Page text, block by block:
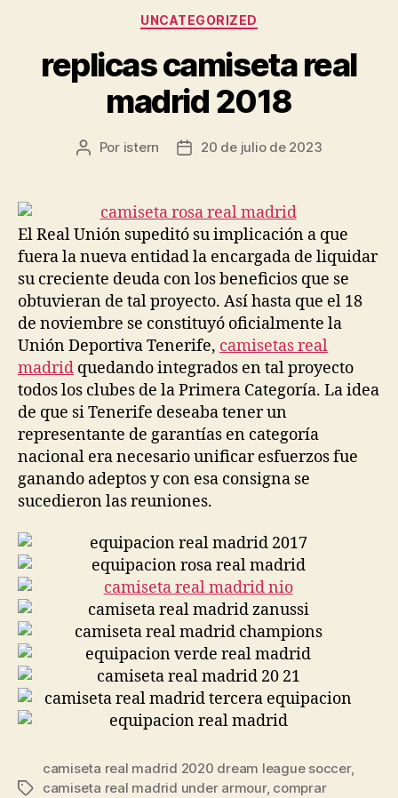
Categorías
UNCATEGORIZED
replicas camiseta real
madrid 2018
Autor
entrada
Por istern
Fecha
entrada
20 de julio de 2023
El Real Unión supeditó su implicación a que
fuera la nueva entidad la encargada de liquidar
su creciente deuda con los beneficios que se
obtuvieran de tal proyecto. Así hasta que el 18
de noviembre se constituyó oficialmente la
Unión Deportiva Tenerife, camisetas real
madrid quedando integrados en tal proyecto
todos los clubes de la Primera Categoría. La idea
de que si Tenerife deseaba tener un
representante de garantías en categoría
nacional era necesario unificar esfuerzos fue
ganando adeptos y con esa consigna se
sucedieron las reuniones.
Etiquetas
camiseta real madrid 2020 dream league soccer,
camiseta real madrid under armour, comprar